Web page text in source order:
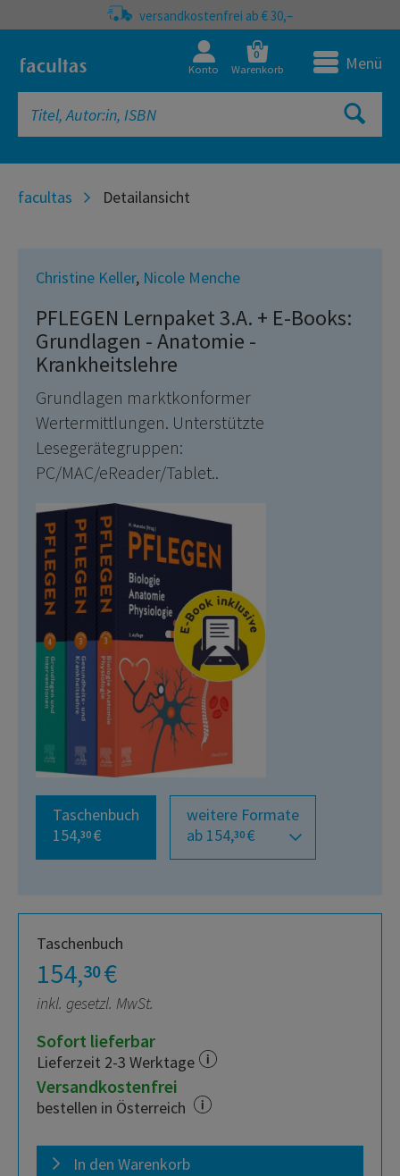
versandkostenfrei ab € 30,–
Konto
0
Warenkorb Menü
facultas Detailansicht
Christine Keller, Nicole Menche
PFLEGEN Lernpaket 3.A. + E-Books:
Grundlagen - Anatomie -
Krankheitslehre
Grundlagen marktkonformer
Wertermittlungen. Unterstützte
Lesegerätegruppen:
PC/MAC/eReader/Tablet..
Taschenbuch
154,30 €
weitere Formate
ab 154,30 €
Taschenbuch
154,30€
inkl. gesetzl. MwSt.
Sofort lieferbar
Lieferzeit 2-3 Werktage
Versandkostenfrei
bestellen in Österreich
In den Warenkorb